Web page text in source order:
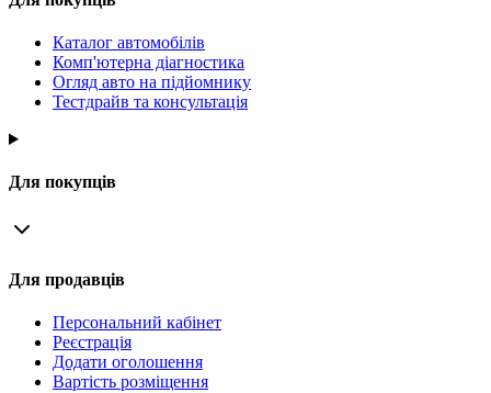
Каталог автомобілів
Комп'ютерна діагностика
Огляд авто на підйомнику
Тестдрайв та консультація
Для покупців
Для продавців
Персональний кабінет
Реєстрація
Додати оголошення
Вартість розміщення